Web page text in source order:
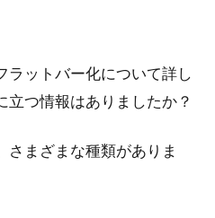
ラットバー化について詳し
立つ情報はありましたか？
さまざまな種類がありま